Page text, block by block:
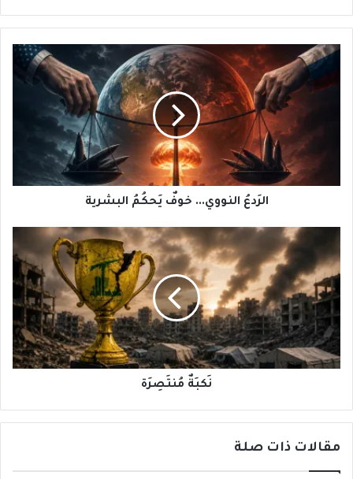
الرَدعُ
النووي...
خوفٌ
الرَدعُ النووي... خوفٌ يَحكُمُ البشرية
نَكبَةٌ مُنتَصِرَة
مقالات ذات صلة